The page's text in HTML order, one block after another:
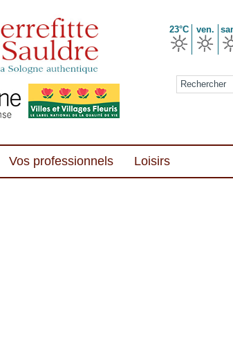
23°C ven.
Formulaire de
Vos professionnels Loisirs